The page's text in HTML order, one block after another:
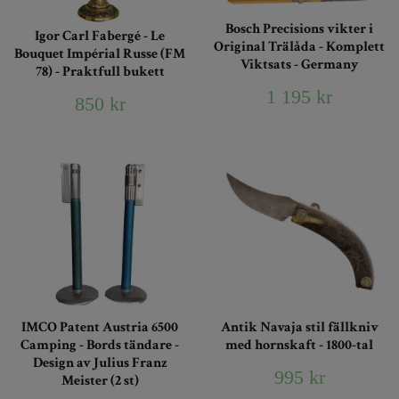
Igor Carl Fabergé - Le
Bouquet Impérial Russe (FM
78) - Praktfull bukett
850 kr
Bosch Precisions vikter i
Original Trälåda - Komplett
Viktsats - Germany
1 195 kr
IMCO Patent Austria 6500
Camping - Bords tändare -
Design av Julius Franz
Meister (2 st)
Antik Navaja stil fällkniv
med hornskaft - 1800-tal
995 kr